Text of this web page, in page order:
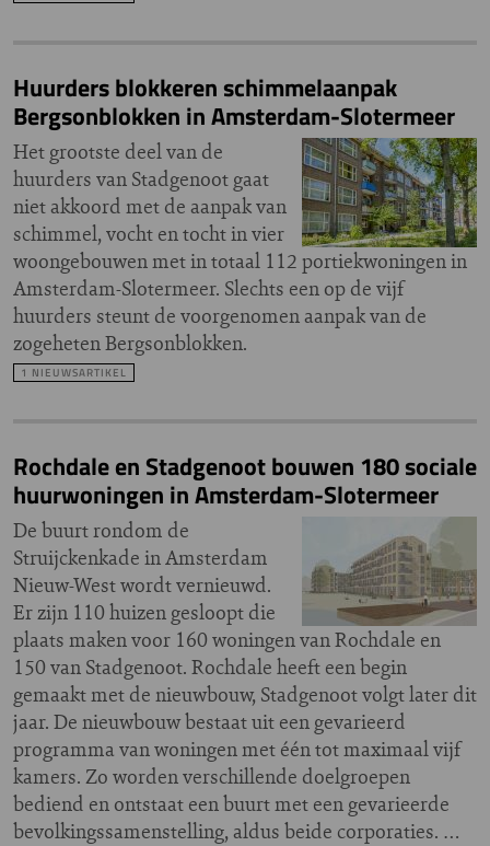
Huurders blokkeren schimmelaanpak
Bergsonblokken in Amsterdam-Slotermeer
Het grootste deel van de
huurders van Stadgenoot gaat
niet akkoord met de aanpak van
schimmel, vocht en tocht in vier
woongebouwen met in totaal 112 portiekwoningen in
Amsterdam-Slotermeer. Slechts een op de vijf
huurders steunt de voorgenomen aanpak van de
zogeheten Bergsonblokken.
1 NIEUWSARTIKEL
Rochdale en Stadgenoot bouwen 180 sociale
huurwoningen in Amsterdam-Slotermeer
De buurt rondom de
Struijckenkade in Amsterdam
Nieuw-West wordt vernieuwd.
Er zijn 110 huizen gesloopt die
plaats maken voor 160 woningen van Rochdale en
150 van Stadgenoot. Rochdale heeft een begin
gemaakt met de nieuwbouw, Stadgenoot volgt later dit
jaar. De nieuwbouw bestaat uit een gevarieerd
programma van woningen met één tot maximaal vijf
kamers. Zo worden verschillende doelgroepen
bediend en ontstaat een buurt met een gevarieerde
bevolkingssamenstelling, aldus beide corporaties. …